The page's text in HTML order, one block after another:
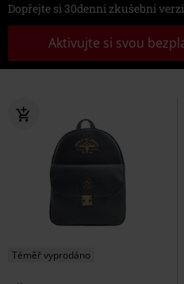
Dopřejte si 30denní zkušební
Aktivujte si svou
Téměř vyprodáno